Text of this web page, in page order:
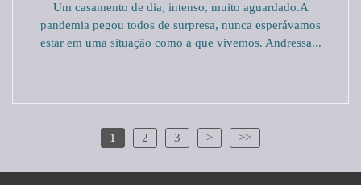
Um casamento de dia, intenso, muito aguardado.A
pandemia pegou todos de surpresa, nunca esperávamos
estar em uma situação como a que vivemos. Andressa...
1 2 3 > >>